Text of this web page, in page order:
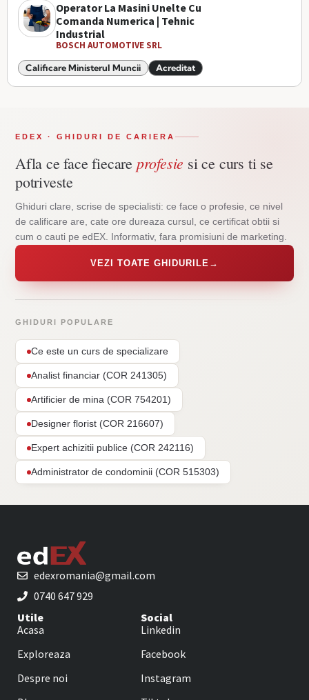
Operator La Masini Unelte Cu
Comanda Numerica | Tehnic
Industrial
BOSCH AUTOMOTIVE SRL
Calificare Ministerul Muncii Acreditat
EDEX · GHIDURI DE CARIERA
Afla ce face fiecare profesie si ce curs ti se
potriveste
Ghiduri clare, scrise de specialisti: ce face o profesie, ce nivel
de calificare are, cate ore dureaza cursul, ce certificat obtii si
cum o cauti pe edEX. Informativ, fara promisiuni de marketing.
VEZI TOATE GHIDURILE →
GHIDURI POPULARE
Ce este un curs de specializare
Analist financiar (COR 241305)
Artificier de mina (COR 754201)
Designer florist (COR 216607)
Expert achizitii publice (COR 242116)
Administrator de condominii (COR 515303)
edexromania@gmail.com
0740 647 929
Utile
Acasa
Exploreaza
Despre noi
Social
Linkedin
Facebook
Instagram